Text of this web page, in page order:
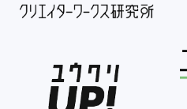
＜個人情報の利用目的＞
１．当社のサービスを提供する
２．当社のサービスを安心・
備のため
３．当社のサービスの運営・管